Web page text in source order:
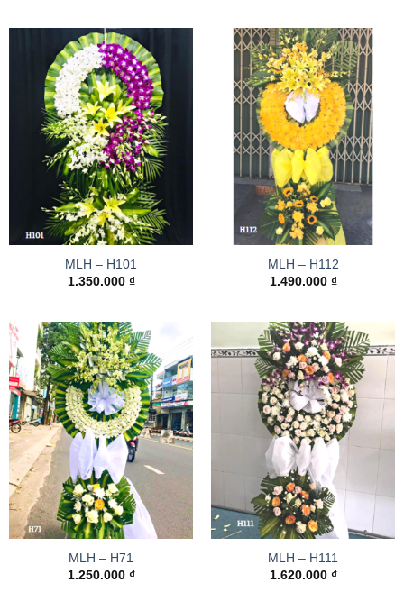
MLH – H101
1.350.000 ₫
MLH – H112
1.490.000 ₫
MLH – H71
1.250.000 ₫
MLH – H111
1.620.000 ₫